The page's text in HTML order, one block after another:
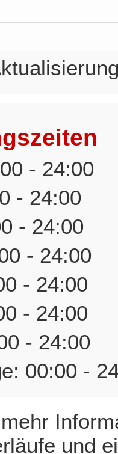
- 24:00
- 24:00
- 24:00
- 24:00
- 24:00
- 24:00
- 24:00
00:00 -
und